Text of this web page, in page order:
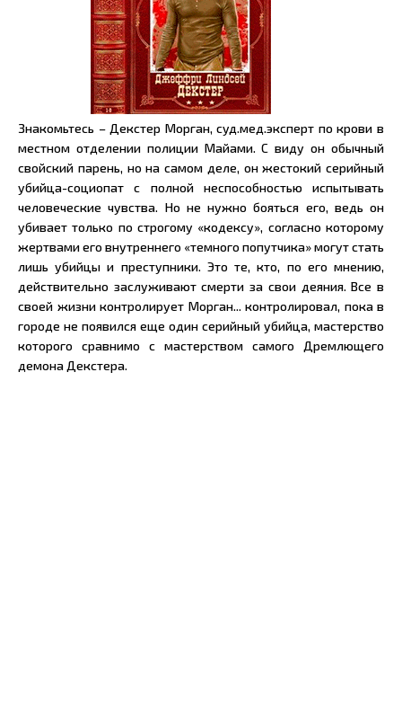
Знакомьтесь – Декстер Морган, суд.мед.эксперт по крови в
местном отделении полиции Майами. С виду он обычный
свойский парень, но на самом деле, он жестокий серийный
убийца-социопат с полной неспособностью испытывать
человеческие чувства. Но не нужно бояться его, ведь он
убивает только по строгому «кодексу», согласно которому
жертвами его внутреннего «темного попутчика» могут стать
лишь убийцы и преступники. Это те, кто, по его мнению,
действительно заслуживают смерти за свои деяния. Все в
своей жизни контролирует Морган... контролировал, пока в
городе не появился еще один серийный убийца, мастерство
которого сравнимо с мастерством самого Дремлющего
демона Декстера.